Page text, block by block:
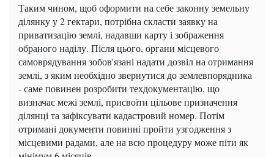
Таким чином, щоб оформити на себе законну земельну
ділянку у 2 гектари, потрібна скласти заявку на
приватизацію землі, надавши карту і зображення
обраного наділу. Після цього, органи місцевого
самоврядування зобов'язані надати дозвіл на отримання
землі, з яким необхідно звернутися до землевпорядника
- саме повинен розробити техдокументацію, що
визначає межі землі, присвоїти цільове призначення
ділянці та зафіксувати кадастровий номер. Потім
отримані документи повинні пройти узгодження з
місцевими радами, але на всю процедуру може піти як